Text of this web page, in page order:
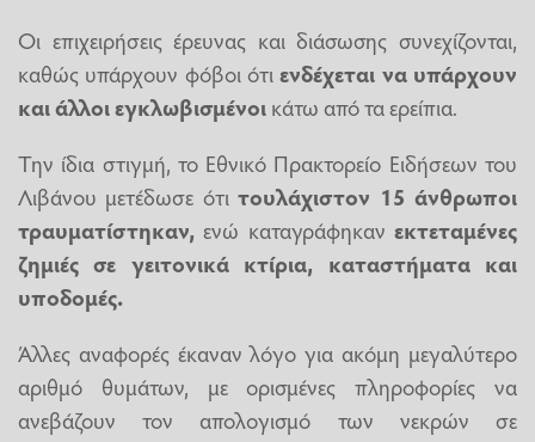
Οι επιχειρήσεις έρευνας και διάσωσης συνεχίζονται,
καθώς υπάρχουν φόβοι ότιενδέχεται να υπάρχουν
και άλλοι εγκλωβισμένοικάτω από τα ερείπια.
Την ίδια στιγμή, το Εθνικό Πρακτορείο Ειδήσεων του
Λιβάνου μετέδωσε ότιτουλάχιστον 15 άνθρωποι
τραυματίστηκαν, ενώ καταγράφηκαν εκτεταμένες
ζημιές σε γειτονικά κτίρια, καταστήματα και
υποδομές.
Άλλες αναφορές έκαναν λόγο για ακόμη μεγαλύτερο
αριθμό θυμάτων, με ορισμένες πληροφορίες να
ανεβάζουν τον απολογισμό των νεκρών σε